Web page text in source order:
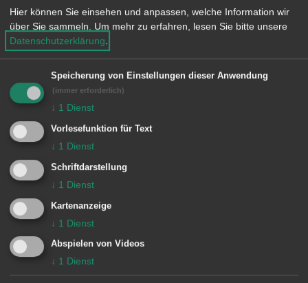
Zuständige Dienststellen
Amt für Chancengleichheit,
demografischen Wandel und
Integration
Unsere Anschrift
Amt für Chancengleichheit, demografischen
Hier können Sie einsehen und anpassen, welche Information wir
über Sie sammeln. Um mehr zu erfahren, lesen Sie bitte unsere
Datenschutzerklärung.
Speicherung von Einstellungen dieser Anwendung
(immer erforderlich)
↓ 1 Dienst
Vorlesefunktion für Text
↓ 1 Dienst
Schriftdarstellung
↓ 1 Dienst
Kartenanzeige
↓ 1 Dienst
Abspielen von Videos
↓ 1 Dienst